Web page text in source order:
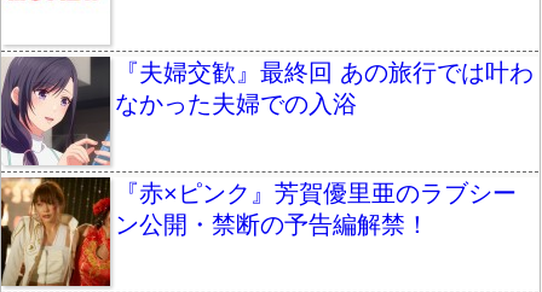
『夫婦交歓』最終回 あの旅行では叶わ
なかった夫婦での入浴
『赤×ピンク』芳賀優里亜のラブシー
ン公開・禁断の予告編解禁！